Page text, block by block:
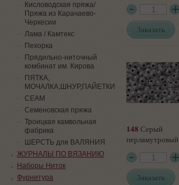
Заказать
148 Серый
перламутровый
Заказать
Кисловодская пряжа/
Пряжа из Карачаево-
Черкесии
Лама / Камтекс
Пехорка
Прядильно-ниточный
комбинат им. Кирова
ПЯТКА,
МОЧАЛКА,ШНУР,ПАЙЕТКИ
СЕАМ
Семеновская пряжа
Троицкая камвольная
фабрика
ШЕРСТЬ для ВАЛЯНИЯ
ЖУРНАЛЫ ПО ВЯЗАНИЮ
Наборы Ниток
Фурнитура